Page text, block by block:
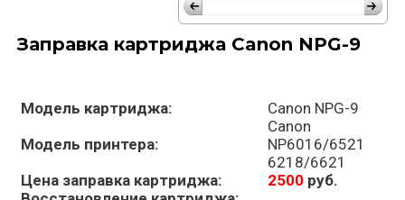
Заправка картриджа Canon NPG-9
Модель картриджа:
Canon NPG-9
Модель принтера:
Canon
NP6016/6521
6218/6621
Цена заправка картриджа:
2500 руб.